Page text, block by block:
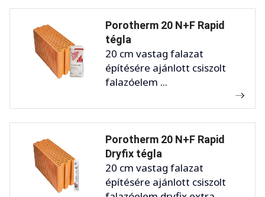
Porotherm 20 N+F Rapid
tégla
20 cm vastag falazat
építésére ajánlott csiszolt
falazóelem ...
Porotherm 20 N+F Rapid
Dryfix tégla
20 cm vastag falazat
építésére ajánlott csiszolt